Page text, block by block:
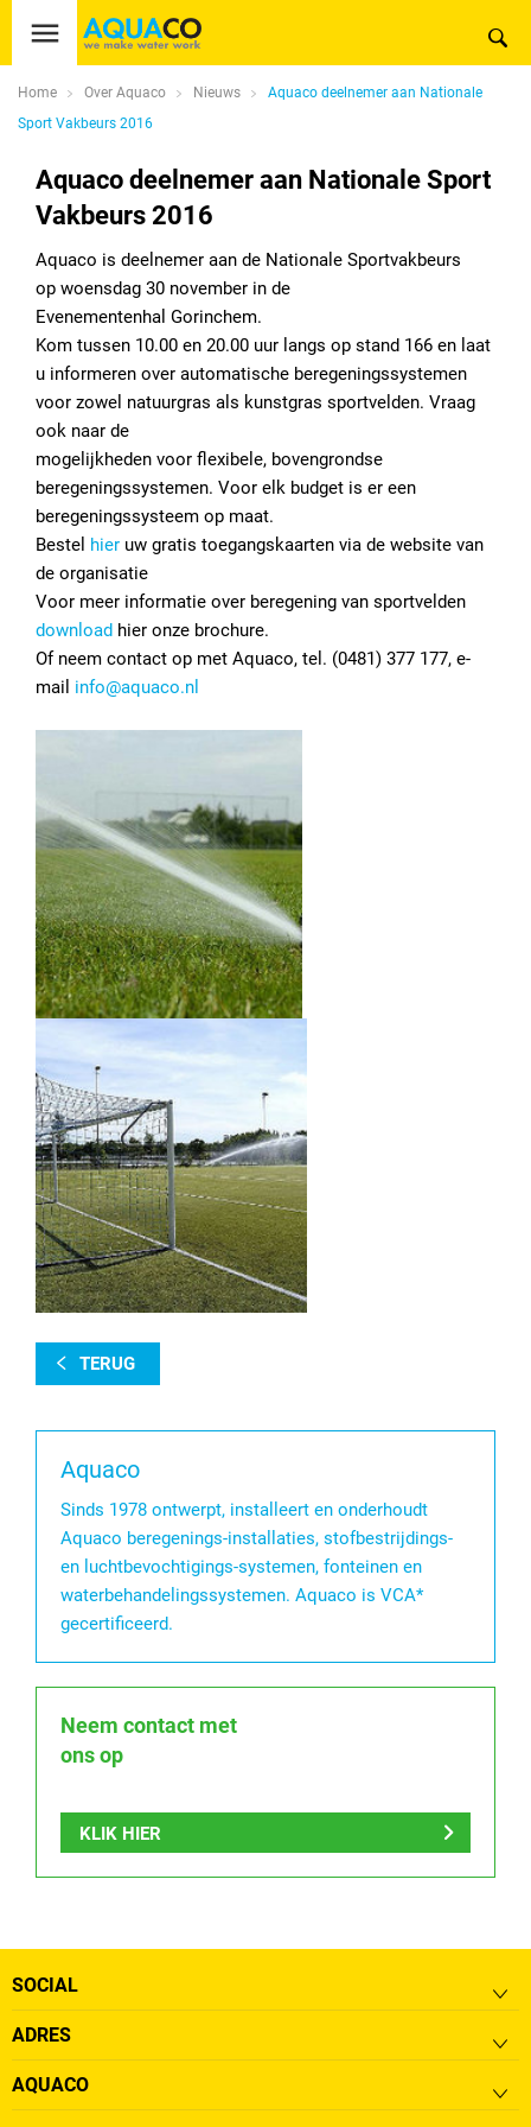
Home Over Aquaco Nieuws
Aquaco deelnemer aan Nationale
Sport Vakbeurs 2016
Aquaco deelnemer aan Nationale Sport
Vakbeurs 2016
Aquaco is deelnemer aan de Nationale Sportvakbeurs
op woensdag 30 november in de
Evenementenhal Gorinchem.
Kom tussen 10.00 en 20.00 uur langs op stand 166 en laat
u informeren over automatische beregeningssystemen
voor zowel natuurgras als kunstgras sportvelden. Vraag
ook naar de
mogelijkheden voor flexibele, bovengrondse
beregeningssystemen. Voor elk budget is er een
beregeningssysteem op maat.
Bestel hier uw gratis toegangskaarten via de website van
de organisatie
Voor meer informatie over beregening van sportvelden
download hier onze brochure.
Of neem contact op met Aquaco, tel. (0481) 377 177, e-
mail info@aquaco.nl
TERUG
Aquaco
Sinds 1978 ontwerpt, installeert en onderhoudt
Aquaco beregenings-installaties, stofbestrijdings-
en luchtbevochtigings-systemen, fonteinen en
waterbehandelingssystemen. Aquaco is VCA*
gecertificeerd.
Neem contact met
ons op
KLIK HIER
SOCIAL
ADRES
AQUACO